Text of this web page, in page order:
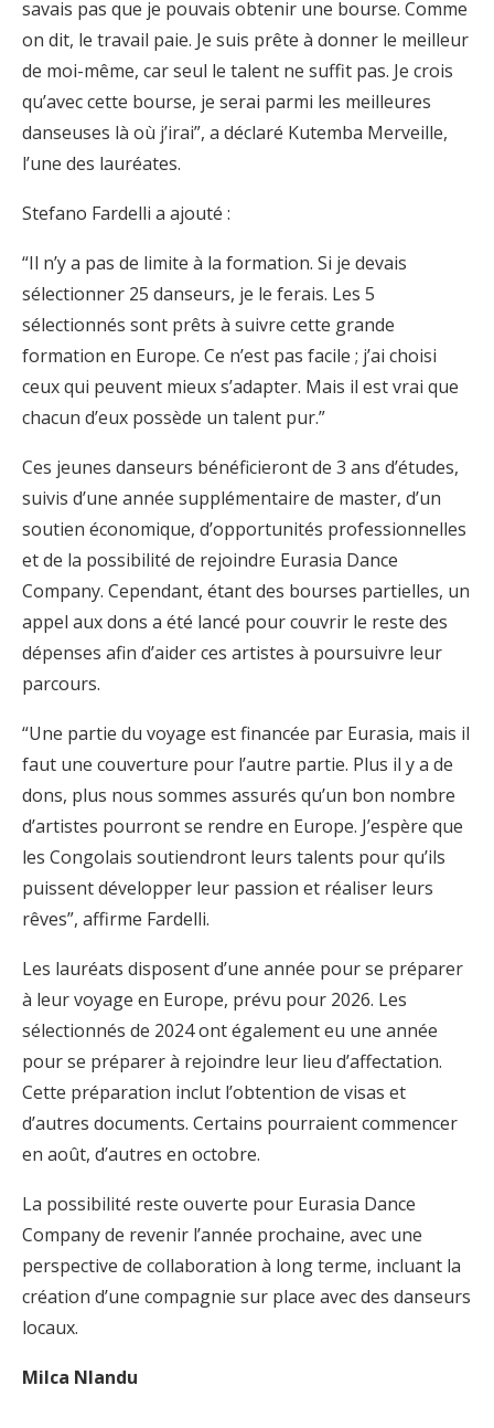
savais pas que je pouvais obtenir une bourse. Comme
on dit, le travail paie. Je suis prête à donner le meilleur
de moi-même, car seul le talent ne suffit pas. Je crois
qu’avec cette bourse, je serai parmi les meilleures
danseuses là où j’irai”, a déclaré Kutemba Merveille,
l’une des lauréates.
Stefano Fardelli a ajouté :
“Il n’y a pas de limite à la formation. Si je devais
sélectionner 25 danseurs, je le ferais. Les 5
sélectionnés sont prêts à suivre cette grande
formation en Europe. Ce n’est pas facile ; j’ai choisi
ceux qui peuvent mieux s’adapter. Mais il est vrai que
chacun d’eux possède un talent pur.”
Ces jeunes danseurs bénéficieront de 3 ans d’études,
suivis d’une année supplémentaire de master, d’un
soutien économique, d’opportunités professionnelles
et de la possibilité de rejoindre Eurasia Dance
Company. Cependant, étant des bourses partielles, un
appel aux dons a été lancé pour couvrir le reste des
dépenses afin d’aider ces artistes à poursuivre leur
parcours.
“Une partie du voyage est financée par Eurasia, mais il
faut une couverture pour l’autre partie. Plus il y a de
dons, plus nous sommes assurés qu’un bon nombre
d’artistes pourront se rendre en Europe. J’espère que
les Congolais soutiendront leurs talents pour qu’ils
puissent développer leur passion et réaliser leurs
rêves”, affirme Fardelli.
Les lauréats disposent d’une année pour se préparer
à leur voyage en Europe, prévu pour 2026. Les
sélectionnés de 2024 ont également eu une année
pour se préparer à rejoindre leur lieu d’affectation.
Cette préparation inclut l’obtention de visas et
d’autres documents. Certains pourraient commencer
en août, d’autres en octobre.
La possibilité reste ouverte pour Eurasia Dance
Company de revenir l’année prochaine, avec une
perspective de collaboration à long terme, incluant la
création d’une compagnie sur place avec des danseurs
locaux.
Milca Nlandu